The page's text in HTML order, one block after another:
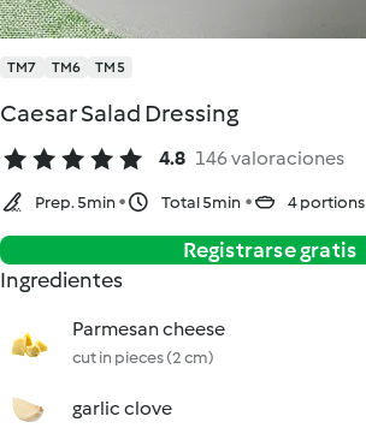
TM7 TM6 TM5
Caesar Salad Dressing
4.8 146 valoraciones
Prep. 5min Total 5min 4 portions
Registrarse gratis
Ingredientes
Parmesan cheese
cut in pieces (2 cm)
garlic clove